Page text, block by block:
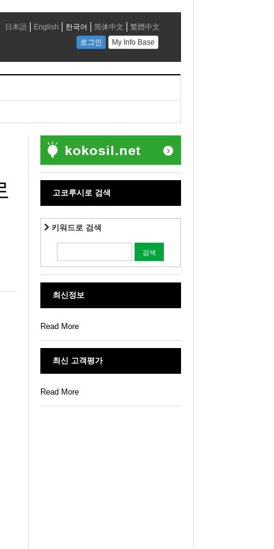
고코루시로 검색
키워드로 검색
최신정보
Read More
최신 고객평가
Read More